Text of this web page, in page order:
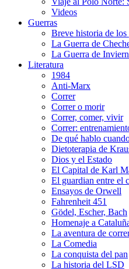
Videos
Guerras
Breve historia de los
La Guerra de
La Guerra de
Literatura
1984
Anti-Marx
Correr
Correr o morir
Correr, comer, vivir
Correr:
De qué hablo
Dietoterapia de
Dios y el Estado
El Capital de Karl
El guardian entre el
Ensayos de Orwell
Fahrenheit 451
Gödel, Escher, Bach
Homenaje a
La aventura de
La Comedia
La conquista del pan
La historia del LSD